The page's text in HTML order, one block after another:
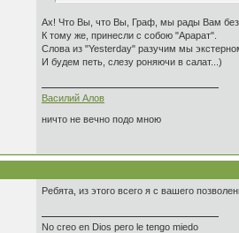
Ах! Что Вы, что Вы, Граф, мы рады Вам
К тому же, принесли с собою "Арарат".
Слова из "Yesterday" разучим мы
И будем петь, слезу роняючи в салат...)
Василий Алов
ничто не вечно подо мною
Ребята, из этого всего я с вашего
No creo en Dios pero le tengo miedo